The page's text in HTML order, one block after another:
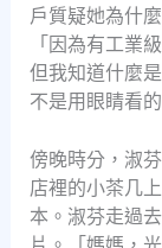
戶質疑她為什
「因為有工業
但我知道什麼
不是用眼睛看的
傍晚時分，淑
店裡的小茶几
本。淑芬走過